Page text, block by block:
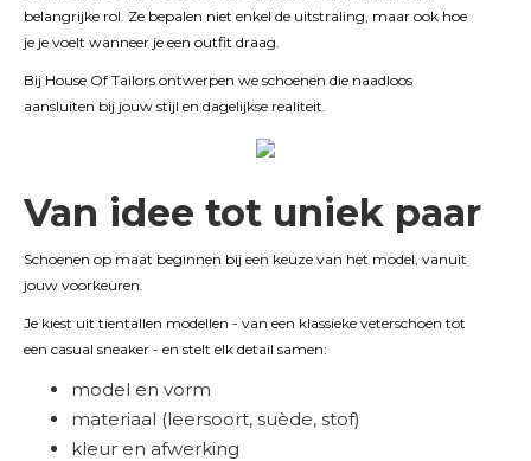
belangrijke rol. Ze bepalen niet enkel de uitstraling, maar ook hoe
je je voelt wanneer je een outfit draag.
Bij House Of Tailors ontwerpen we schoenen die naadloos
aansluiten bij jouw stijl en dagelijkse realiteit.
Van idee tot uniek paar
Schoenen op maat beginnen bij een keuze van het model, vanuit
jouw voorkeuren.
Je kiest uit tientallen modellen - van een klassieke veterschoen tot
een casual sneaker - en stelt elk detail samen:
model en vorm
materiaal (leersoort, suède, stof)
kleur en afwerking